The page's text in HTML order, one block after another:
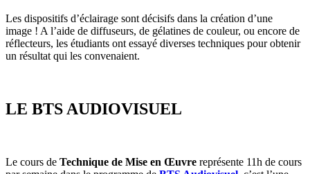
Les dispositifs d’éclairage sont décisifs dans la création d’une
image ! A l’aide de diffuseurs, de gélatines de couleur, ou encore de
réflecteurs, les étudiants ont essayé diverses techniques pour obtenir
un résultat qui les convenaient.
LE BTS AUDIOVISUEL
Le cours de Technique de Mise en Œuvre représente 11h de cours